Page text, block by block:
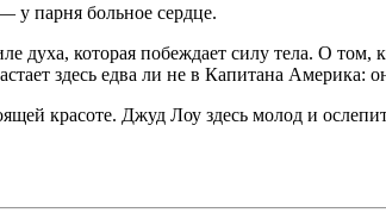
у парня больное сердце.
духа, которая побеждает силу тела. О
здесь едва ли не в Капитана Америка:
красоте. Джуд Лоу здесь молод и